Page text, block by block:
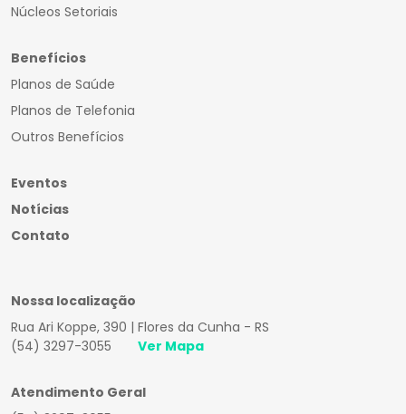
Núcleos Setoriais
Benefícios
Planos de Saúde
Planos de Telefonia
Outros Benefícios
Eventos
Notícias
Contato
Nossa localização
Rua Ari Koppe, 390 | Flores da Cunha - RS
(54) 3297-3055
Ver Mapa
Atendimento Geral